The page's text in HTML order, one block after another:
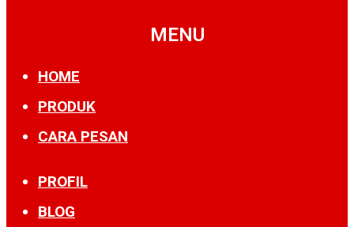
MENU
HOME
PRODUK
CARA PESAN
PROFIL
BLOG